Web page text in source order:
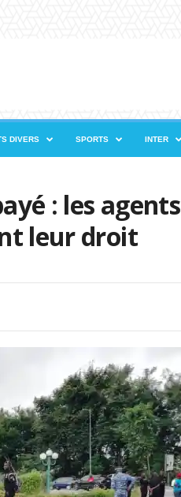
DIVERS SPORTS INTER
: les agents
leur droit